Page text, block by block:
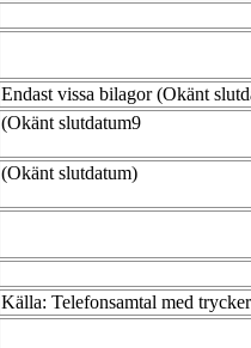
Endast vissa bilagor (Okänt
(Okänt slutdatum9
(Okänt slutdatum)
Källa: Telefonsamtal med